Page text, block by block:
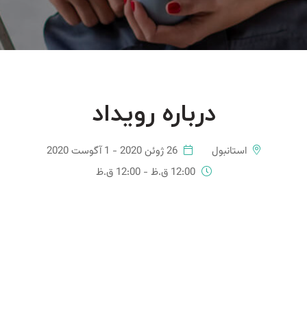
درباره رویداد
استانبول
26 ژوئن 2020 - 1 آگوست 2020
12:00 ق.ظ - 12:00 ق.ظ